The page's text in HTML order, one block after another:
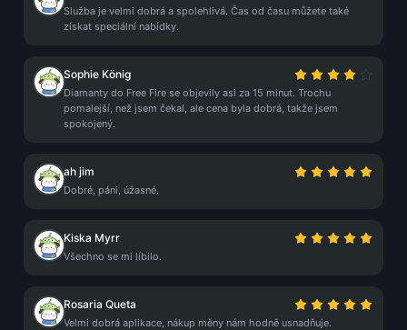
Služba je velmi dobrá a spolehlivá. Čas od času můžete také
získat speciální nabídky.
Sophie König
Diamanty do Free Fire se objevily asi za 15 minut. Trochu
pomalejší, než jsem čekal, ale cena byla dobrá, takže jsem
spokojený.
ah jim
Dobré, páni, úžasné.
Kiska Myrr
Všechno se mi líbilo.
Rosaria Queta
Velmi dobrá aplikace, nákup měny nám hodně usnadňuje.